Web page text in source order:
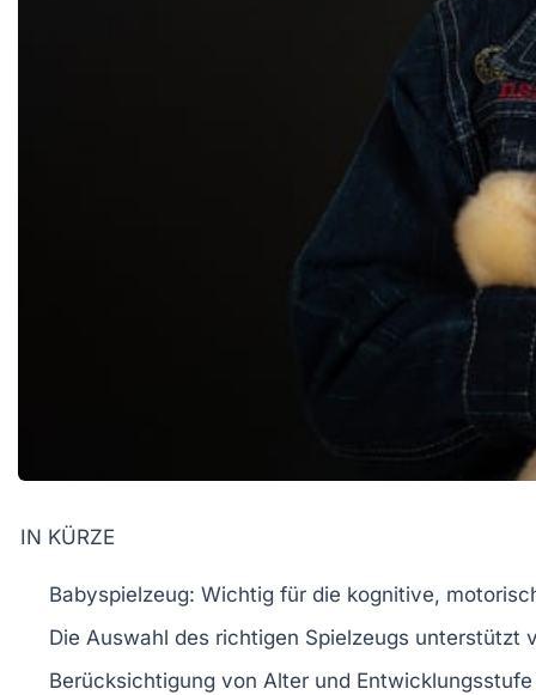
IN KÜRZE
Babyspielzeug: Wichtig für die kognitive,
Die Auswahl des richtigen Spielzeugs unterstützt
Berücksichtigung von Alter und Entwicklungsstufe